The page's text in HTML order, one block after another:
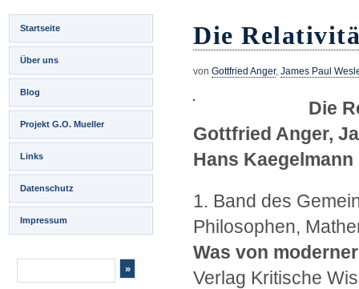
Startseite
Über uns
Blog
Projekt G.O. Mueller
Links
Datenschutz
Impressum
Die
von Gottfried Anger, James Paul
Die
Gottfried Anger,
Hans
1. Band des
Philosophen,
Was von
Verlag Kritische